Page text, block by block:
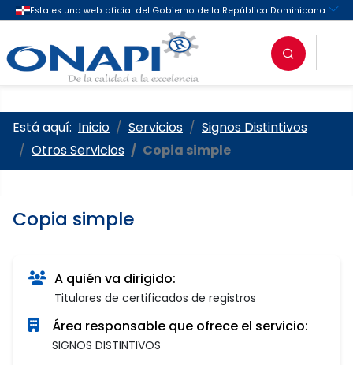
Oficina Nacional de la
Está aquí: Inicio Servicios
Signos Distintivos
Otros Servicios
Copia simple
Copia simple
A quién va dirigido:
Titulares de certificados de registros
Área responsable que ofrece el servicio:
SIGNOS DISTINTIVOS